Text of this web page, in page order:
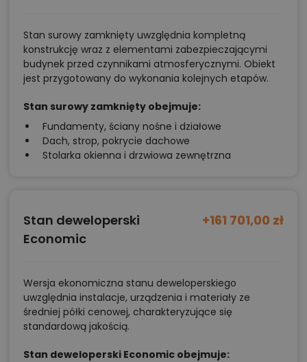
Stan surowy zamknięty uwzględnia kompletną
konstrukcję wraz z elementami zabezpieczającymi
budynek przed czynnikami atmosferycznymi. Obiekt
jest przygotowany do wykonania kolejnych etapów.
Stan surowy zamknięty obejmuje:
Fundamenty, ściany nośne i działowe
Dach, strop, pokrycie dachowe
Stolarka okienna i drzwiowa zewnętrzna
Stan deweloperski
Economic
+161 701,00 zł
Wersja ekonomiczna stanu deweloperskiego
uwzględnia instalacje, urządzenia i materiały ze
średniej półki cenowej, charakteryzujące się
standardową jakością.
Stan deweloperski Economic obejmuje: